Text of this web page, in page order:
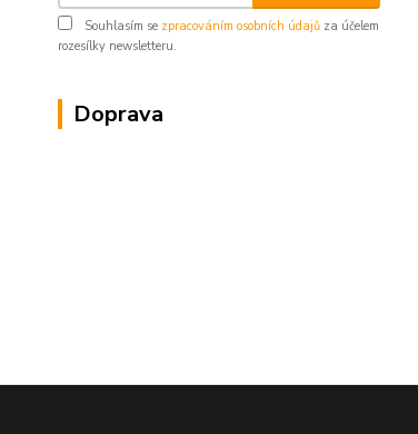
Souhlasím se zpracováním osobních údajů za účelem
rozesílky newsletteru.
Doprava